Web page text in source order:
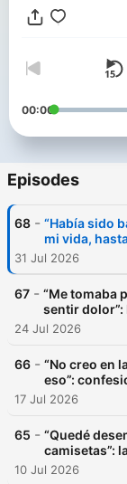
00:00
Episodes
68 - “Había sido
mi vida,
31 Jul 2026
67 - “Me tomaba
sentir dolor”:
24 Jul 2026
66 - “No creo en
eso”:
17 Jul 2026
65 - “Quedé
camisetas”:
10 Jul 2026